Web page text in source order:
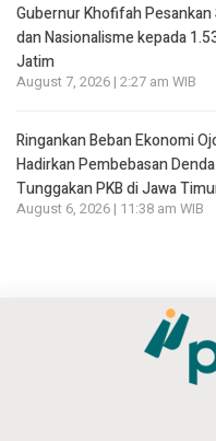
Gubernur Khofifah
dan Nasionalisme kepada
Jatim
August 7, 2026 | 2:27 am WIB
Ringankan Beban Ekonomi
Hadirkan Pembebasan
Tunggakan PKB di Jawa
August 6, 2026 | 11:38 am WIB